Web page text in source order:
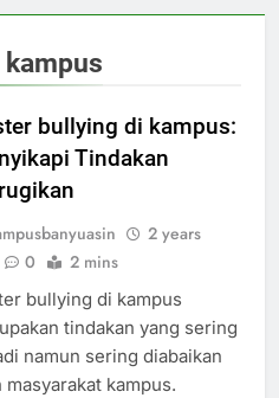
bullying di kampus:
Tindakan
2 years
0 2 mins
bullying di kampus
tindakan yang sering
namun sering diabaikan
masyarakat kampus.